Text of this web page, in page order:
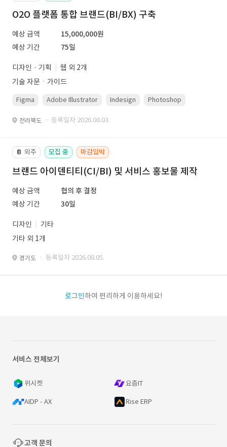
O2O 플랫폼 통합 브랜드(BI/BX) 구축
예상 금액
15,000,000원
예상 기간
75일
디자인 · 기획
웹 외 2개
기술 자문ㆍ가이드
Figma Adobe Illustrator Indesign Photoshop
전라북도 · 등록일자 2026.08.03.
📔 외주 모집 중 마감임박
브랜드 아이덴티티(CI/BI) 및 서비스 홍보물 제작
예상 금액
협의 후 결정
예상 기간
30일
디자인
기타
기타 외 1개
경기도 · 등록일자 2026.08.05.
로그인하여 편리하게 이용하세요!
서비스 전체보기
위시켓 요즘IT
AIDP - AX Rise ERP
고객 문의